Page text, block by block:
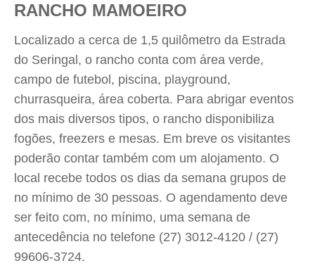
RANCHO MAMOEIRO
Localizado a cerca de 1,5 quilômetro da Estrada
do Seringal, o rancho conta com área verde,
campo de futebol, piscina, playground,
churrasqueira, área coberta. Para abrigar eventos
dos mais diversos tipos, o rancho disponibiliza
fogões, freezers e mesas. Em breve os visitantes
poderão contar também com um alojamento. O
local recebe todos os dias da semana grupos de
no mínimo de 30 pessoas. O agendamento deve
ser feito com, no mínimo, uma semana de
antecedência no telefone (27) 3012-4120 / (27)
99606-3724.